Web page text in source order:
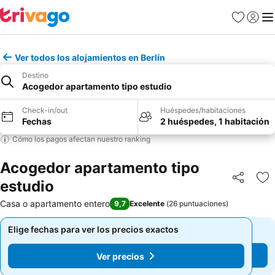
Favoritos
Iniciar
Ver todos los alojamientos en Berlín
Destino
Acogedor apartamento tipo estudio
Check-in/out
Fechas
Huéspedes/habitaciones
2 huéspedes, 1 habitación
Cómo los pagos afectan nuestro ranking
Acogedor apartamento tipo
estudio
Compartir
Casa o apartamento entero 9,7 Excelente (26 puntuaciones)
Elige fechas para ver los precios exactos
Ver precios
Elige fechas para ver los precios exactos
Ver precios